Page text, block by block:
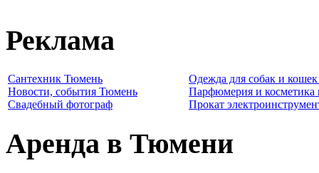
Реклама
Сантехник Тюмень
Новости, события Тюмень
Свадебный фотограф
Одежда для собак и
Парфюмерия и
Прокат
Аренда в Тюмени